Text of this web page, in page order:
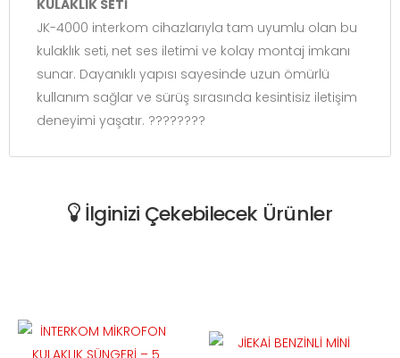
KULAKLIK SETİ
JK-4000 interkom cihazlarıyla tam uyumlu olan bu
kulaklık seti, net ses iletimi ve kolay montaj imkanı
sunar. Dayanıklı yapısı sayesinde uzun ömürlü
kullanım sağlar ve sürüş sırasında kesintisiz iletişim
deneyimi yaşatır. ????️????
İlginizi Çekebilecek Ürünler